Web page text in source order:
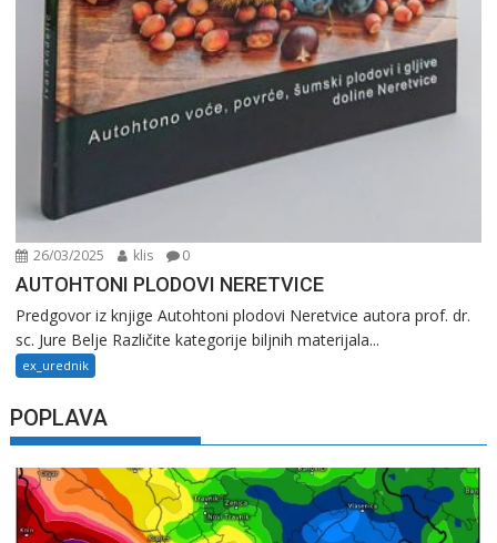
26/03/2025 klis 0
AUTOHTONI PLODOVI NERETVICE
Predgovor iz knjige Autohtoni plodovi Neretvice autora prof. dr.
sc. Jure Belje Različite kategorije biljnih materijala...
ex_urednik
POPLAVA